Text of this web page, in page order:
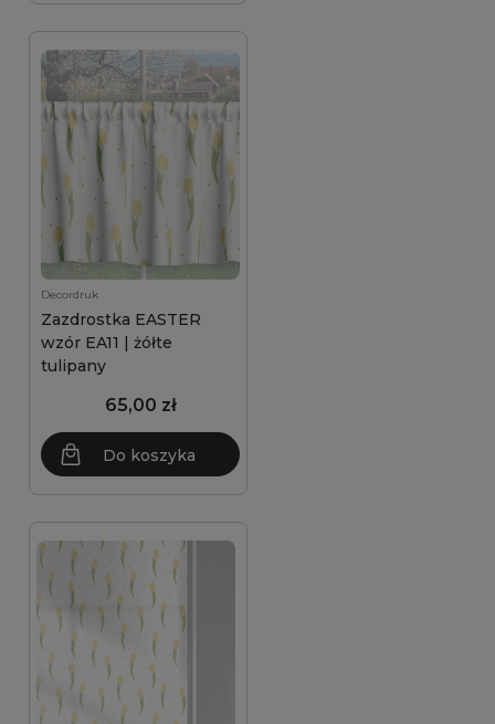
Decordruk
Zazdrostka EASTER
wzór EA11 | żółte
tulipany
65,00 zł
Do koszyka